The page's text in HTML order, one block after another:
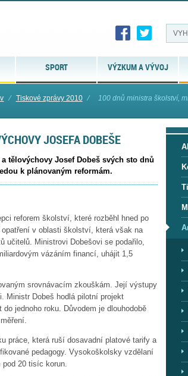
SPORT VÝZKUM A VÝVOJ
⁄ Tiskové zprávy 2010 ⁄ 100 dnů ministra školství,
JOSEFA DOBEŠE
tělovýchovy Josef Dobeš svých sto dnů
k plánovaným reformám.
reforem školství, které rozběhl hned po
v oblasti školství, která však na
učitelů. Ministrovi Dobešovi se podařilo,
vázáním financí, uhájit 1,5
srovnávacím zkouškám. Její výstupy
Ministr Dobeš hodlá pilotní projekt
jednoho roku. Důvodem je dlouhodobě
práce, která ruší dosavadní platové tarify a
pedagogy. Vysokoškolsky vzdělaní
20 tisíc korun.